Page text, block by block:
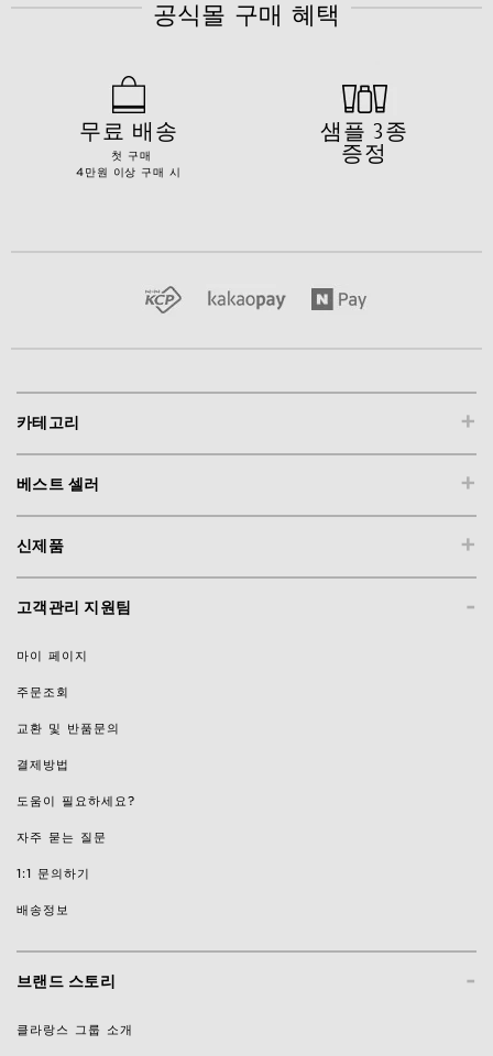
공식몰 구매 혜택
무료 배송
첫 구매
4만원 이상 구매 시
샘플 3종
증정
+
카테고리
+
베스트 셀러
+
신제품
-
고객관리 지원팀
마이 페이지
주문조회
교환 및 반품문의
결제방법
도움이 필요하세요?
자주 묻는 질문
1:1 문의하기
배송정보
-
브랜드 스토리
클라랑스 그룹 소개